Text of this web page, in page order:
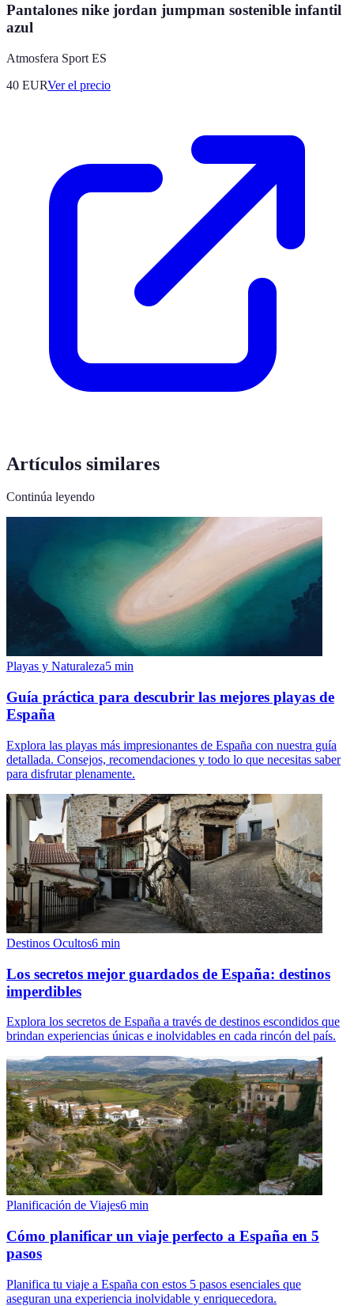
Pantalones nike jordan jumpman sostenible infantil
azul
Atmosfera Sport ES
40 EURVer el precio
Artículos similares
Continúa leyendo
Playas y Naturaleza5 min
Guía práctica para descubrir las mejores playas de
España
Explora las playas más impresionantes de España con nuestra guía
detallada. Consejos, recomendaciones y todo lo que necesitas saber
para disfrutar plenamente.
Destinos Ocultos6 min
Los secretos mejor guardados de España: destinos
imperdibles
Explora los secretos de España a través de destinos escondidos que
brindan experiencias únicas e inolvidables en cada rincón del país.
Planificación de Viajes6 min
Cómo planificar un viaje perfecto a España en 5
pasos
Planifica tu viaje a España con estos 5 pasos esenciales que
aseguran una experiencia inolvidable y enriquecedora.